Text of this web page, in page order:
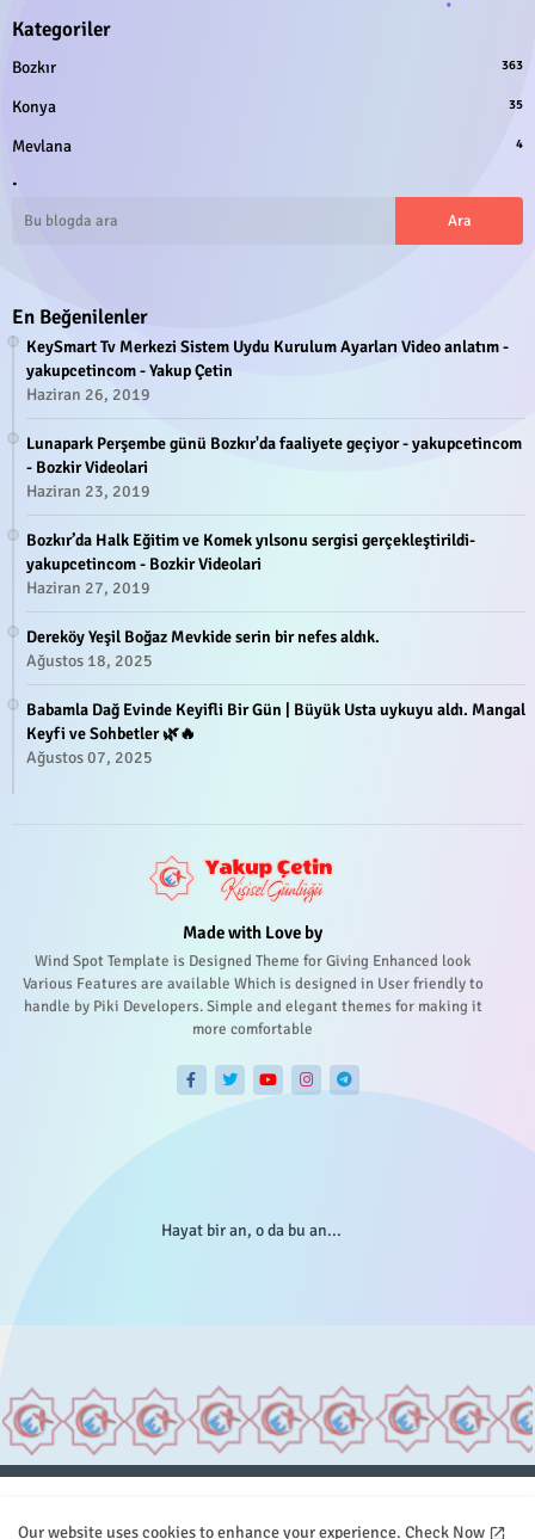
Kategoriler
Bozkır 363
Konya 35
Mevlana 4
.
En Beğenilenler
KeySmart Tv Merkezi Sistem Uydu Kurulum Ayarları Video anlatım -
yakupcetincom - Yakup Çetin
Haziran 26, 2019
Lunapark Perşembe günü Bozkır'da faaliyete geçiyor - yakupcetincom
- Bozkir Videolari
Haziran 23, 2019
Bozkır’da Halk Eğitim ve Komek yılsonu sergisi gerçekleştirildi-
yakupcetincom - Bozkir Videolari
Haziran 27, 2019
Dereköy Yeşil Boğaz Mevkide serin bir nefes aldık.
Ağustos 18, 2025
Babamla Dağ Evinde Keyifli Bir Gün | Büyük Usta uykuyu aldı. Mangal
Keyfi ve Sohbetler 🌿🔥
Ağustos 07, 2025
Made with Love by
Wind Spot Template is Designed Theme for Giving Enhanced look
Various Features are available Which is designed in User friendly to
handle by Piki Developers. Simple and elegant themes for making it
more comfortable
Hayat bir an, o da bu an...
Our website uses cookies to enhance your experience. Check Now